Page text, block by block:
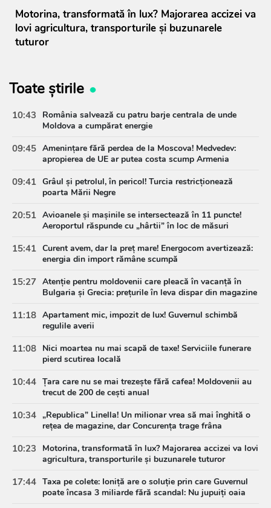
Motorina, transformată în lux? Majorarea accizei va
lovi agricultura, transporturile și buzunarele
tuturor
Toate știrile
10:43
România salvează cu patru barje centrala de unde
Moldova a cumpărat energie
09:45 Amenințare fără perdea de la Moscova! Medvedev:
apropierea de UE ar putea costa scump Armenia
09:41 Grâul și petrolul, în pericol! Turcia restricționează
poarta Mării Negre
20:51 Avioanele și mașinile se intersectează în 11 puncte!
Aeroportul răspunde cu „hârtii” în loc de măsuri
15:41 Curent avem, dar la preț mare! Energocom avertizează:
energia din import rămâne scumpă
15:27 Atenție pentru moldovenii care pleacă în vacanță în
Bulgaria și Grecia: prețurile în leva dispar din magazine
11:18 Apartament mic, impozit de lux! Guvernul schimbă
regulile averii
11:08 Nici moartea nu mai scapă de taxe! Serviciile funerare
pierd scutirea locală
10:44 Țara care nu se mai trezește fără cafea! Moldovenii au
trecut de 200 de cești anual
10:34 „Republica” Linella! Un milionar vrea să mai înghită o
rețea de magazine, dar Concurența trage frâna
10:23
Motorina, transformată în lux? Majorarea accizei va lovi
agricultura, transporturile și buzunarele tuturor
17:44 Taxa pe colete: Ioniță are o soluție prin care Guvernul
poate încasa 3 miliarde fără scandal: Nu jupuiți oaia